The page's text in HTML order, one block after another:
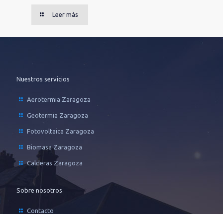
Leer más
Nuestros servicios
Aerotermia Zaragoza
Geotermia Zaragoza
Fotovoltaica Zaragoza
Biomasa Zaragoza
Calderas Zaragoza
Sobre nosotros
Contacto